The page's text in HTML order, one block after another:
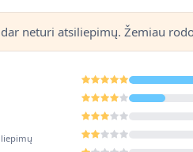
neturi atsiliepimų. Žemiau